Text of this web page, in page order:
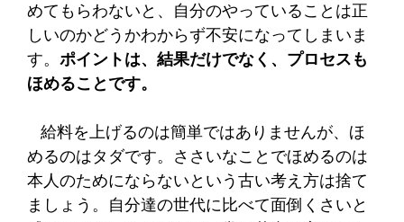
めてもらわないと、自分のやっていることは正
しいのかどうかわからず不安になってしまいま
す。 ポイントは、結果だけでなく、プロセスも
ほめること です。
給料を上げるのは簡単ではありませんが、ほ
めるのはタダです。ささいなことでほめるのは
本人のためにならないという古い考え方は捨て
ましょう。自分達の世代に比べて面倒くさいと